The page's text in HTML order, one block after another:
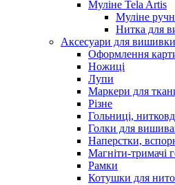
Муліне Tela Artis
Муліне
Нитка для
Аксесуари для вишивки
Оформлення
Ножиці
Лупи
Маркери для
Різне
Гольниці,
Голки для
Наперстки,
Магніти-тримачі
Рамки
Котушки для